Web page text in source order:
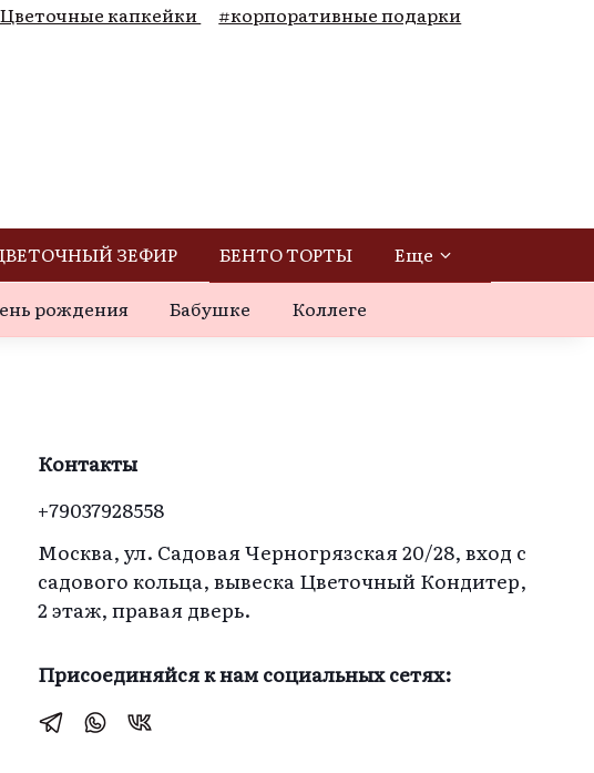
капкейки #корпоративные подарки
ЗЕФИР БЕНТО ТОРТЫ Еще
рождения Бабушке Коллеге
Контакты
+79037928558
Москва, ул. Садовая Черногрязская 20/28, вход с
садового кольца, вывеска Цветочный Кондитер,
2 этаж, правая дверь.
Присоединяйся к нам социальных сетях: